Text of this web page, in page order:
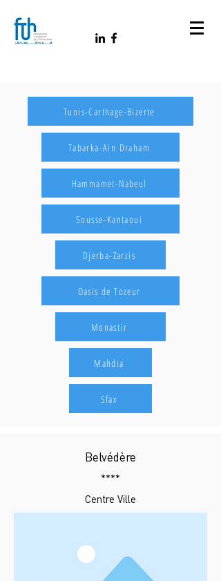
Tunis-Carthage-Bizerte
Tabarka-Ain Draham
Hammamet-Nabeul
Sousse-Kantaoui
Djerba-Zarzis
Oasis de Tozeur
Monastir
Mahdia
Sfax
Belvédère
****
Centre Ville